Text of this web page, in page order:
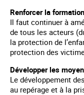
Renforcer la
Il faut continuer à
de tous les acteurs
la protection de
protection des
Développer les
Le développement
au repérage et à la